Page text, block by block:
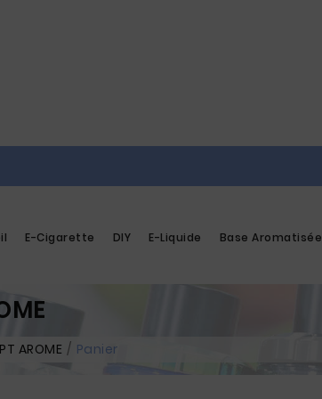
E-Cigarette DIY E-Liquide Base Aromatisée
AROME Panier